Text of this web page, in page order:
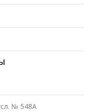
№ 548А